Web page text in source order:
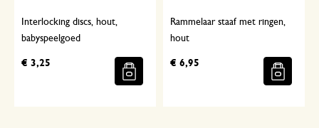
Interlocking discs, hout,
babyspeelgoed
€ 3,25
Rammelaar staaf met ringen,
hout
€ 6,95